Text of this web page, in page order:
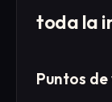
toda la
Puntos